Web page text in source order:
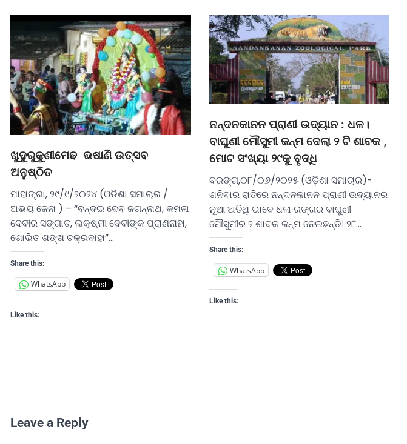
ଖୁଦୁରୁକୁଣୀମେଢ ଭଷାଣି ଉତ୍ସବ
ଅନୁଷ୍ଠିତ
ମାହାଙ୍ଗା, ୨୯/୯/୨୦୨୪ (ଓଡିଶା ସମାଚାର /
ଅଭୟ ଜେନା ) – “ବନ୍ଦଇ ଦେବ ଜଗନ୍ନାଥ, କମଳା
ଦେବୀର ସଙ୍ଗାତ, ଲକ୍ଷ୍ମୀ ଦେବୀଙ୍କ ପ୍ରାଣନାହା,
ଶୋଭିତ ଶଙ୍ଖ ଚକ୍ରବାହା”…
Share this:
WhatsApp
Like this:
ନନ୍ଦନକାନନ ପ୍ରାଣୀ ଉଦ୍ୟାନ : ଧଳ।
ବାଘୁଣୀ ମୌସୁମୀ ଜନ୍ମ ଦେଲା ୨ ଟି ଶାବକ ,
ମୋଟ ସଂଖ୍ୟା ୨୯କୁ ବୃଦ୍ଧି
ବରଙ୍ଗ,୦୮/୦୬/୨୦୨୫ (ଓଡ଼ିଶା ସମାଚାର)-
ଶନିବାର ରାତିରେ ନନ୍ଦନକାନନ ପ୍ରାଣୀ ଉଦ୍ୟାନର
ନୂଆ ଅତିଥି ଭାବେ ଧଳା ରଙ୍ଗର ବାଘୁଣୀ
ମୌସୁମୀର ୨ ଶାବକ ଜନ୍ମ ନେଇଛନ୍ତି। ୨୮…
Share this:
WhatsApp
Like this:
Leave a Reply